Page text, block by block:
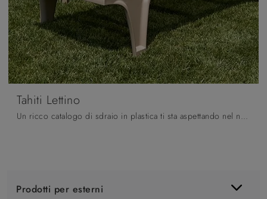
Prodotti per esterni
Tahiti Lettino
Un ricco catalogo di sdraio in plastica ti sta aspettando nel nostro punto vendita: clicca e scopri il modello Tahiti Lettino di Scab Design.